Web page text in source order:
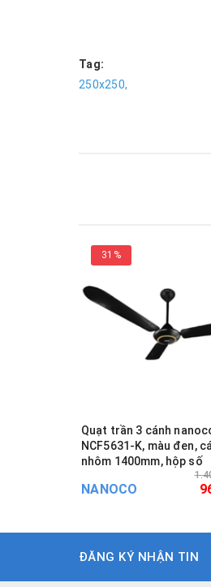
Tag:
250x250,
31%
Quạt trần 3 cánh
NCF5631-K, màu đen,
nhôm 1400mm, hộp số
NANOCO
ĐĂNG KÝ NHẬN TIN